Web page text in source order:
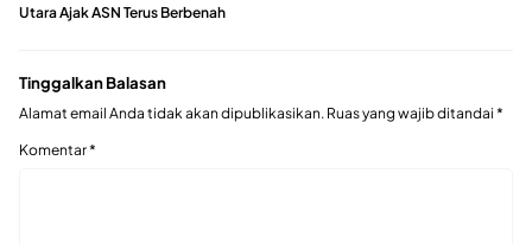
Utara Ajak ASN Terus Berbenah
Tinggalkan Balasan
Alamat email Anda tidak akan dipublikasikan. Ruas yang wajib ditandai *
Komentar*